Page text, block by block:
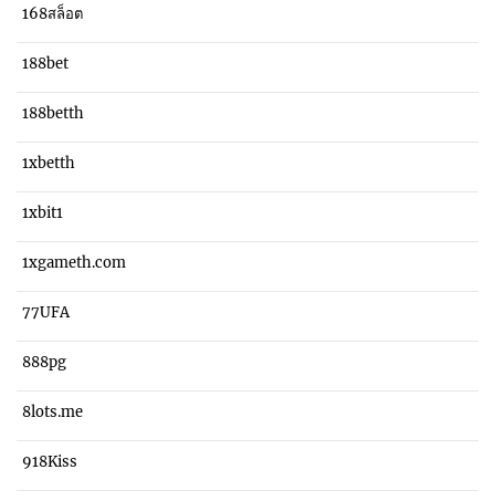
168สล็อต
188bet
188betth
1xbetth
1xbit1
1xgameth.com
77UFA
888pg
8lots.me
918Kiss